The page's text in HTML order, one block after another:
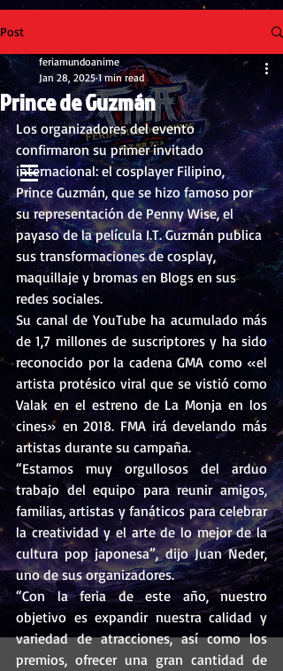
Post
Prince de Guzmán
feriamundoanime
Jan 28, 2025 1 min read
Los organizadores del evento
confirmaron su primer invitado
internacional: el cosplayer Filipino,
Prince Guzmán, que se hizo famoso por
su representación de Penny Wise, el
payaso de la película I.T. Guzmán publica
sus transformaciones de cosplay,
maquillaje y bromas en Blogs en sus
redes sociales.
Su canal de YouTube ha acumulado más
de 1,7 millones de suscriptores y ha sido
reconocido por la cadena GMA como «el
artista protésico viral que se vistió como
Valak en el estreno de La Monja en los
cines» en 2018. FMA irá develando más
artistas durante su campaña.
“Estamos muy orgullosos del arduo
trabajo del equipo para reunir amigos,
familias, artistas y fanáticos para celebrar
la creatividad y el arte de lo mejor de la
cultura pop japonesa”, dijo Juan Neder,
uno de sus organizadores.
“Con la feria de este año, nuestro
objetivo es expandir nuestra calidad y
variedad de atracciones, así como los
premios, ofrecer una gran cantidad de